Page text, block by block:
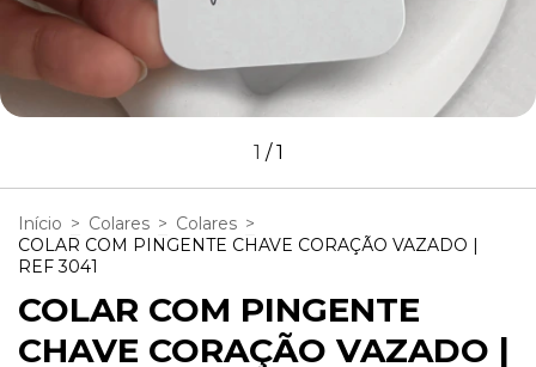
1 /1
Início > Colares > Colares >
COLAR COM PINGENTE CHAVE CORAÇÃO VAZADO |
REF 3041
COLAR COM PINGENTE
CHAVE CORAÇÃO VAZADO |